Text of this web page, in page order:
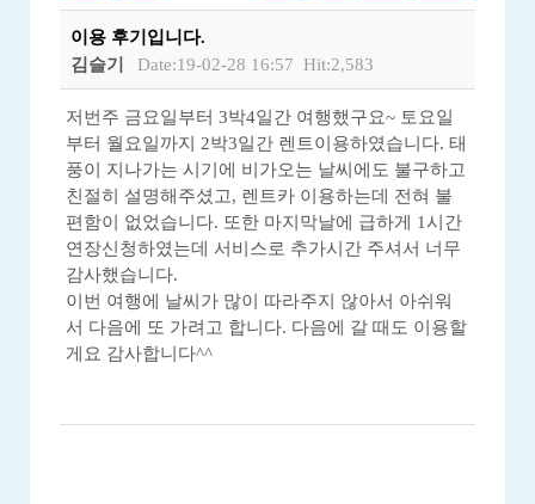
이용 후기입니다.
김슬기
Date:19-02-28 16:57 Hit:2,583
저번주 금요일부터 3박4일간 여행했구요~ 토요일
부터 월요일까지 2박3일간 렌트이용하였습니다. 태
풍이 지나가는 시기에 비가오는 날씨에도 불구하고
친절히 설명해주셨고, 렌트카 이용하는데 전혀 불
편함이 없었습니다. 또한 마지막날에 급하게 1시간
연장신청하였는데 서비스로 추가시간 주셔서 너무
감사했습니다.
이번 여행에 날씨가 많이 따라주지 않아서 아쉬워
서 다음에 또 가려고 합니다. 다음에 갈 때도 이용할
게요 감사합니다^^